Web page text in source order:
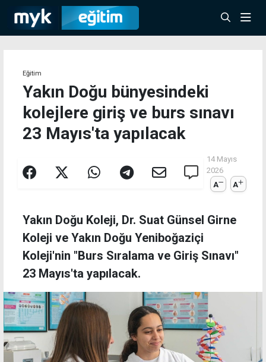
Eğitim
Yakın Doğu bünyesindeki
kolejlere giriş ve burs sınavı
23 Mayıs'ta yapılacak
14 Mayıs
2026
A
A
Yakın Doğu Koleji, Dr. Suat Günsel Girne
Koleji ve Yakın Doğu Yeniboğaziçi
Koleji'nin "Burs Sıralama ve Giriş Sınavı"
23 Mayıs'ta yapılacak.